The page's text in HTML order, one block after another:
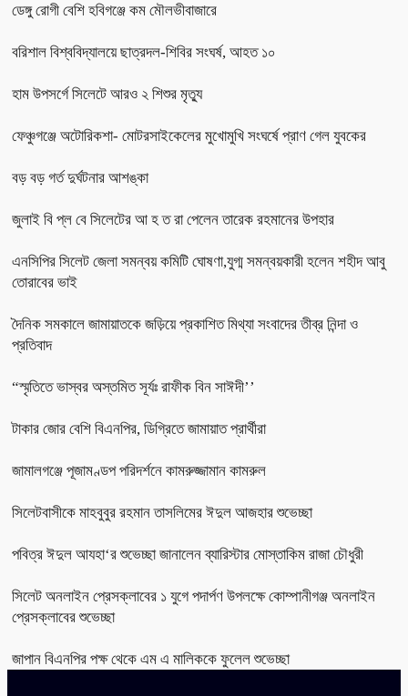
ডেঙ্গু রোগী বেশি হবিগঞ্জে কম মৌলভীবাজারে
বরিশাল বিশ্ববিদ্যালয়ে ছাত্রদল-শিবির সংঘর্ষ, আহত ১০
হাম উপসর্গে সিলেটে আরও ২ শিশুর মৃত্যু
ফেঞ্চুগঞ্জে অটোরিকশা- মোটরসাইকেলের মুখোমুখি সংঘর্ষে প্রাণ গেল যুবকের
বড় বড় গর্ত দুর্ঘটনার আশঙ্কা
জুলাই বি প্ল বে সিলেটের আ হ ত রা পেলেন তারেক রহমানের উপহার
এনসিপির সিলেট জেলা সমন্বয় কমিটি ঘোষণা,যুগ্ম সমন্বয়কারী হলেন শহীদ আবু
তোরাবের ভাই
দৈনিক সমকালে জামায়াতকে জড়িয়ে প্রকাশিত মিথ্যা সংবাদের তীব্র নিন্দা ও
প্রতিবাদ
“স্মৃতিতে ভাস্বর অস্তমিত সূর্যঃ রাফীক বিন সাঈদী’’
টাকার জোর বেশি বিএনপির, ডিগ্রিতে জামায়াত প্রার্থীরা
জামালগঞ্জে পূজামণ্ডপ পরিদর্শনে কামরুজ্জামান কামরুল
সিলেটবাসীকে মাহবুবুর রহমান তাসলিমের ঈদুল আজহার শুভেচ্ছা
পবিত্র ঈদুল আযহা‘র শুভেচ্ছা জানালেন ব্যারিস্টার মোস্তাকিম রাজা চৌধুরী
সিলেট অনলাইন প্রেসক্লাবের ১ যুগে পদার্পণ উপলক্ষে কোম্পানীগঞ্জ অনলাইন
প্রেসক্লাবের শুভেচ্ছা
জাপান বিএনপির পক্ষ থেকে এম এ মালিককে ফুলেল শুভেচ্ছা